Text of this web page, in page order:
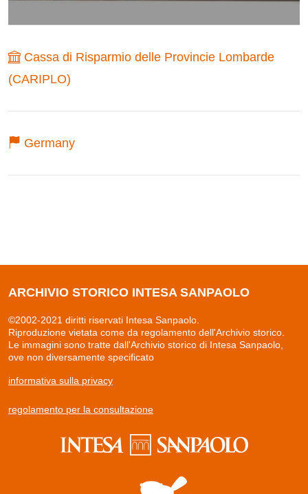
Cassa di Risparmio delle Provincie Lombarde
(CARIPLO)
Germany
ARCHIVIO STORICO INTESA SANPAOLO
©2002-2021 diritti riservati Intesa Sanpaolo.
Riproduzione vietata come da regolamento dell'Archivio storico.
Le immagini sono tratte dall'Archivio storico di Intesa Sanpaolo,
ove non diversamente specificato
informativa sulla privacy
regolamento per la consultazione